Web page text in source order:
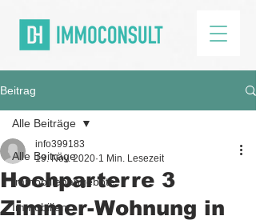
Beitrag
Alle Beiträge
Immobilienangebote
Immobilien
Alle Beiträge
Hochparterre 3
Zimmer-Wohnung in
info399183
19. Nov. 2020 1 Min. Lesezeit